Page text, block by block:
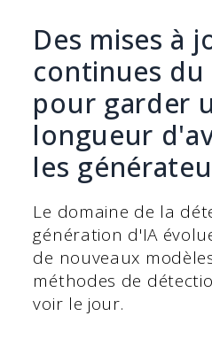
Des mises à
continues
pour garder
longueur
les
Le domaine de la
génération d'IA
de nouveaux
méthodes de
voir le jour.